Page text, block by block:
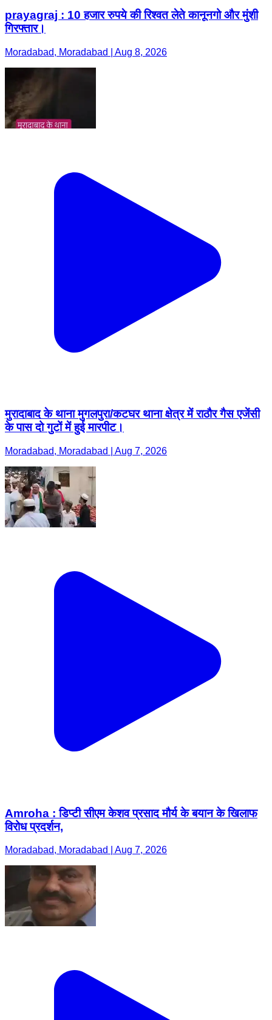
prayagraj : 10 हजार रुपये की रिश्वत लेते कानूनगो और मुंशी
गिरफ्तार।
Moradabad, Moradabad | Aug 8, 2026
मुरादाबाद के थाना मुगलपुरा/कटघर थाना क्षेत्र में राठौर गैस एजेंसी
के पास दो गुटों में हुई मारपीट।
Moradabad, Moradabad | Aug 7, 2026
Amroha : डिप्टी सीएम केशव प्रसाद मौर्य के बयान के खिलाफ
विरोध प्रदर्शन,
Moradabad, Moradabad | Aug 7, 2026